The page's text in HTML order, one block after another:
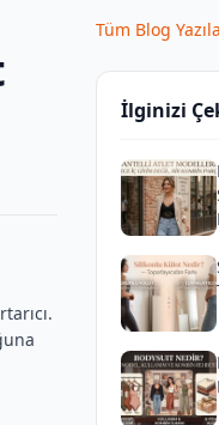
Tüm Blog
İlginizi